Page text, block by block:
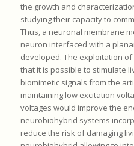
the growth and
studying their capacity to
Thus, a neuronal membrane
neuron interfaced with a
developed. The exploitation
that it is possible to stimulate
biomimetic signals from the
maintaining low excitation
voltages would improve the
neurobiohybrid systems
reduce the risk of damaging